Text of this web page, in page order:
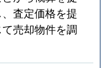
査定価格を提
売却物件を調